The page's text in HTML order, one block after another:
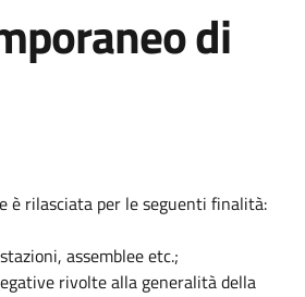
di
è rilasciata per le seguenti finalità:
assemblee etc.;
rivolte alla generalità della